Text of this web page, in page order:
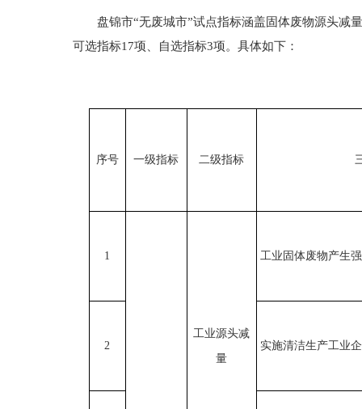
盘锦市“无废城市”试点指标涵盖固体废物源头减量
可选指标17项、自选指标3项。具体如下：
序号 一级指标 二级指标
1
工业源头减
量
工业固体废物产生
2 实施清洁生产工业